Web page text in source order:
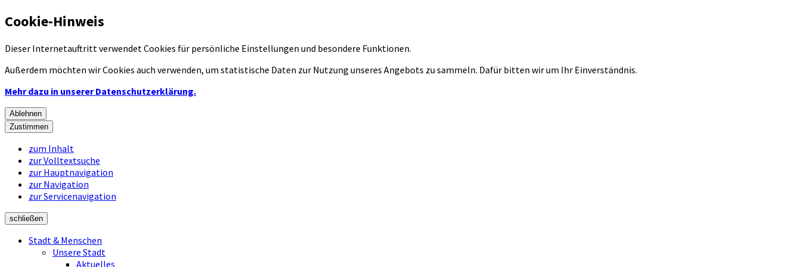
Cookie-Hinweis
Dieser Internetauftritt verwendet Cookies für persönliche Einstellungen und besondere Funktionen.
Außerdem möchten wir Cookies auch verwenden, um statistische Daten zur Nutzung unseres Angebots zu sammeln. Dafür bitten wir um Ihr Einverständnis.
Mehr dazu in unserer Datenschutzerklärung.
Ablehnen
Zustimmen
zum Inhalt
zur Volltextsuche
zur Hauptnavigation
zur Navigation
zur Servicenavigation
schließen
Stadt & Menschen
Unsere Stadt
Aktuelles